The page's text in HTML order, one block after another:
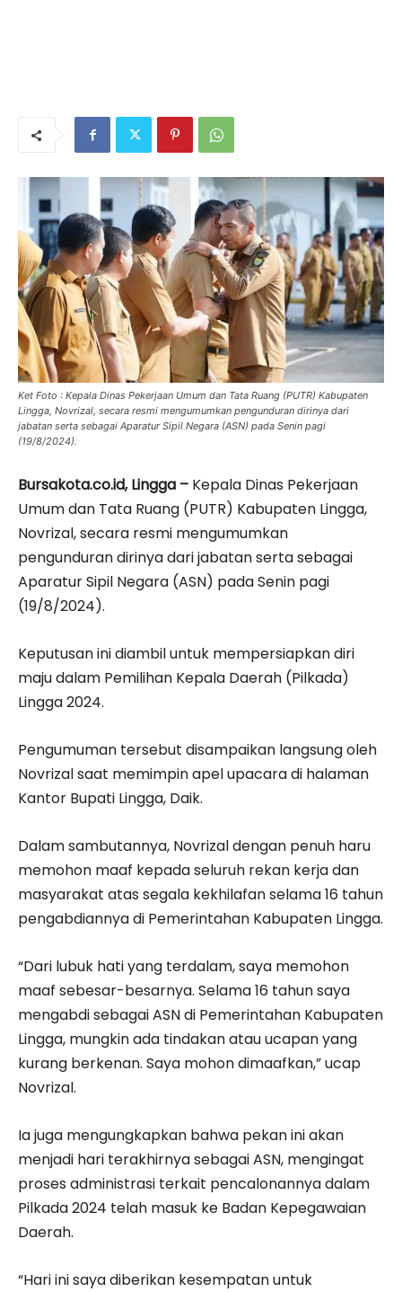
Ket Foto : Kepala Dinas Pekerjaan Umum dan Tata Ruang (PUTR) Kabupaten
Lingga, Novrizal, secara resmi mengumumkan pengunduran dirinya dari
jabatan serta sebagai Aparatur Sipil Negara (ASN) pada Senin pagi
(19/8/2024).
Bursakota.co.id, Lingga – Kepala Dinas Pekerjaan
Umum dan Tata Ruang (PUTR) Kabupaten Lingga,
Novrizal, secara resmi mengumumkan
pengunduran dirinya dari jabatan serta sebagai
Aparatur Sipil Negara (ASN) pada Senin pagi
(19/8/2024).
Keputusan ini diambil untuk mempersiapkan diri
maju dalam Pemilihan Kepala Daerah (Pilkada)
Lingga 2024.
Pengumuman tersebut disampaikan langsung oleh
Novrizal saat memimpin apel upacara di halaman
Kantor Bupati Lingga, Daik.
Dalam sambutannya, Novrizal dengan penuh haru
memohon maaf kepada seluruh rekan kerja dan
masyarakat atas segala kekhilafan selama 16 tahun
pengabdiannya di Pemerintahan Kabupaten Lingga.
“Dari lubuk hati yang terdalam, saya memohon
maaf sebesar-besarnya. Selama 16 tahun saya
mengabdi sebagai ASN di Pemerintahan Kabupaten
Lingga, mungkin ada tindakan atau ucapan yang
kurang berkenan. Saya mohon dimaafkan,” ucap
Novrizal.
Ia juga mengungkapkan bahwa pekan ini akan
menjadi hari terakhirnya sebagai ASN, mengingat
proses administrasi terkait pencalonannya dalam
Pilkada 2024 telah masuk ke Badan Kepegawaian
Daerah.
“Hari ini saya diberikan kesempatan untuk